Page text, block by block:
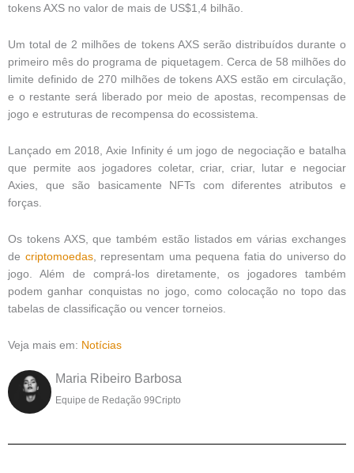
tokens AXS no valor de mais de US$1,4 bilhão.
Um total de 2 milhões de tokens AXS serão distribuídos durante o
primeiro mês do programa de piquetagem. Cerca de 58 milhões do
limite definido de 270 milhões de tokens AXS estão em circulação,
e o restante será liberado por meio de apostas, recompensas de
jogo e estruturas de recompensa do ecossistema.
Lançado em 2018, Axie Infinity é um jogo de negociação e batalha
que permite aos jogadores coletar, criar, criar, lutar e negociar
Axies, que são basicamente NFTs com diferentes atributos e
forças.
Os tokens AXS, que também estão listados em várias exchanges
de criptomoedas, representam uma pequena fatia do universo do
jogo. Além de comprá-los diretamente, os jogadores também
podem ganhar conquistas no jogo, como colocação no topo das
tabelas de classificação ou vencer torneios.
Veja mais em: Notícias
Maria Ribeiro Barbosa
Equipe de Redação 99Cripto